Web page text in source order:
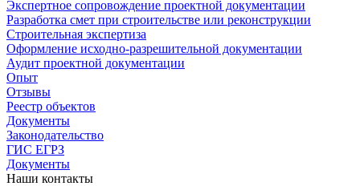
Экспертное сопровождение проектной документации
Разработка смет при строительстве или реконструкции
Строительная экспертиза
Оформление исходно-разрешительной документации
Аудит проектной документации
Опыт
Отзывы
Реестр объектов
Документы
Законодательство
ГИС ЕГРЗ
Документы
Наши контакты